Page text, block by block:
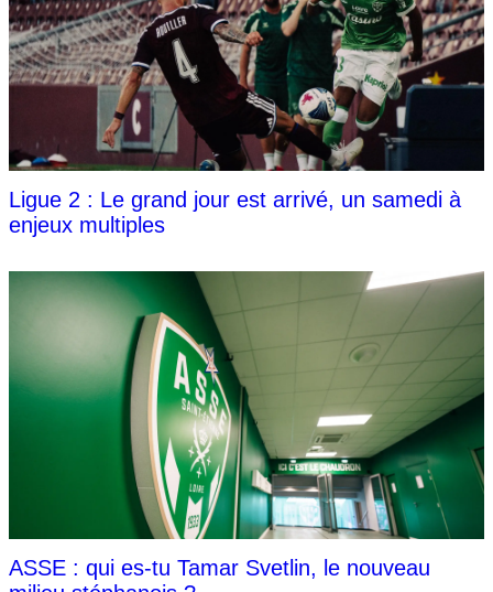
Ligue 2 : Le grand jour est arrivé, un samedi à
enjeux multiples
ASSE : qui es-tu Tamar Svetlin, le nouveau